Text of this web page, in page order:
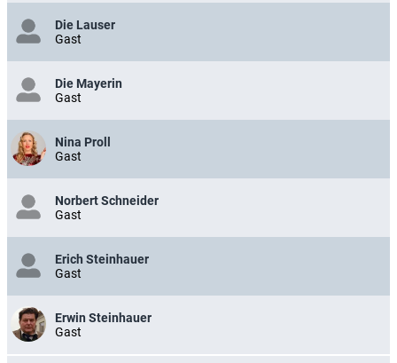
Die Lauser
Gast
Die Mayerin
Gast
Nina Proll
Gast
Norbert Schneider
Gast
Erich Steinhauer
Gast
Erwin Steinhauer
Gast